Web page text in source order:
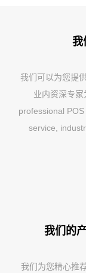
我
我们可以为您提
业内资深专
professional
service,
我们的
我们为您精心推